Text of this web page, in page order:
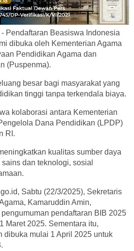
Pendaftaran Beasiswa Indonesia
dibuka oleh Kementerian Agama
Pendidikan Agama dan
(Puspenma).
besar bagi masyarakat yang
tinggi tanpa terkendala biaya.
kolaborasi antara Kementerian
Dana Pendidikan (LPDP)
RI.
kualitas sumber daya
dan teknologi, sosial
Sabtu (22/3/2025), Sekretaris
Kamaruddin Amin,
pendaftaran BIB 2025
Maret 2025. Sementara itu,
dibuka mulai 1 April 2025 untuk